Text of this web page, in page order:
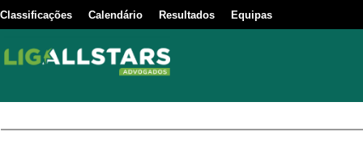
Classificações Calendário Resultados Equipas